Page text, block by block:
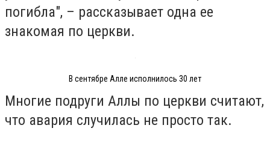
погибла", – рассказывает одна ее
знакомая по церкви.
В сентябре Алле исполнилось 30 лет
Многие подруги Аллы по церкви считают,
что авария случилась не просто так.